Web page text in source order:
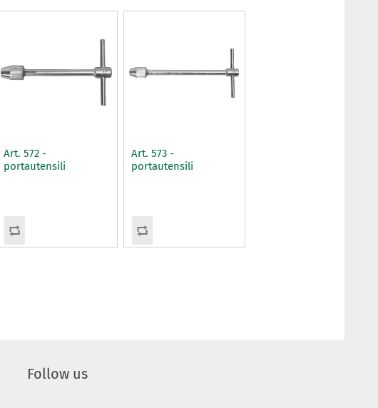
Art. 572 -
portautensili
Art. 573 -
portautensili
Follow us